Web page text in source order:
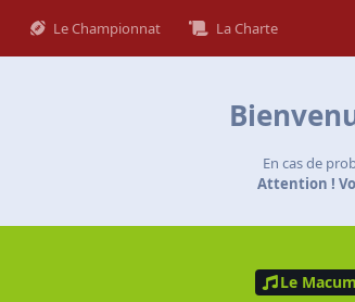
Le Championnat La Charte
En cas de
Attention !
Le